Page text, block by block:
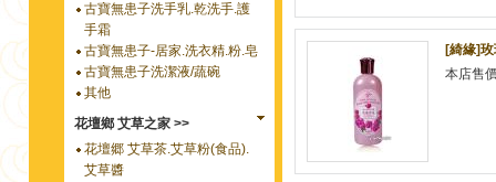
古寶無患子洗手乳.乾洗手.護
手霜
古寶無患子-居家.洗衣精.粉.皂
古寶無患子洗潔液/蔬碗
其他
花壇鄉 艾草之家 >>
花壇郷 艾草茶.艾草粉(食品).
艾草醬
[綺緣]
本店售